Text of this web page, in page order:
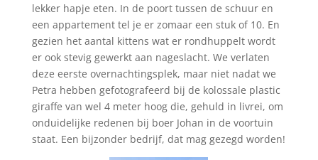
lekker hapje eten. In de poort tussen de schuur en
een appartement tel je er zomaar een stuk of 10. En
gezien het aantal kittens wat er rondhuppelt wordt
er ook stevig gewerkt aan nageslacht. We verlaten
deze eerste overnachtingsplek, maar niet nadat we
Petra hebben gefotografeerd bij de kolossale plastic
giraffe van wel 4 meter hoog die, gehuld in livrei, om
onduidelijke redenen bij boer Johan in de voortuin
staat. Een bijzonder bedrijf, dat mag gezegd worden!